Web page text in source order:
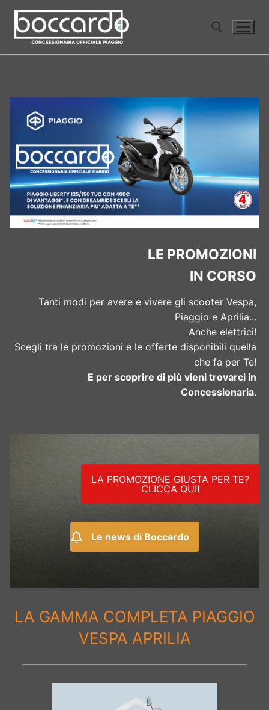
contenuto
LE PROMOZIONI
IN CORSO
Tanti modi per avere e vivere gli scooter Vespa,
Piaggio e Aprilia...
Anche elettrici!
Scegli tra le promozioni e le offerte disponibili quella
che fa per Te!
E per scoprire di più vieni trovarci in
Concessionaria.
LA PROMOZIONE GIUSTA PER TE?
CLICCA QUI!
Le news di Boccardo
LA GAMMA COMPLETA PIAGGIO
VESPA APRILIA